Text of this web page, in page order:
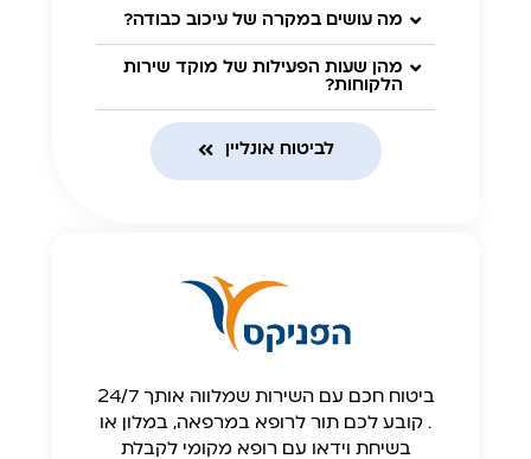
מה עושים במקרה של עיכוב כבודה?
מהן שעות הפעילות של מוקד שירות
הלקוחות?
לביטוח אונליין
ביטוח חכם עם השירות שמלווה אותך 24/7
. קובע לכם תור לרופא במרפאה, במלון או
בשיחת וידאו עם רופא מקומי לקבלת